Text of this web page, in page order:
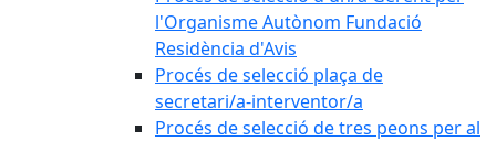
l'Organisme Autònom Fundació
Residència d'Avis
Procés de selecció plaça de
secretari/a-interventor/a
Procés de selecció de tres peons per al